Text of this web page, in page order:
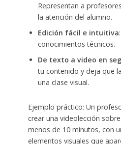
Representan a
la atención del alumno.
Edición fácil e intuitiva
conocimientos técnicos.
De texto a video en
tu contenido y deja que
una clase visual.
Ejemplo práctico: Un
crear una videolección
menos de 10 minutos, con
elementos visuales que